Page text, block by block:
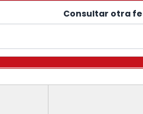
Consultar otra